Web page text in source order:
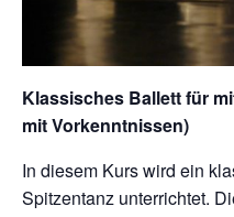
Klassisches Ballett für
mit Vorkenntnissen)
In diesem Kurs wird ein
Spitzentanz unterrichtet.